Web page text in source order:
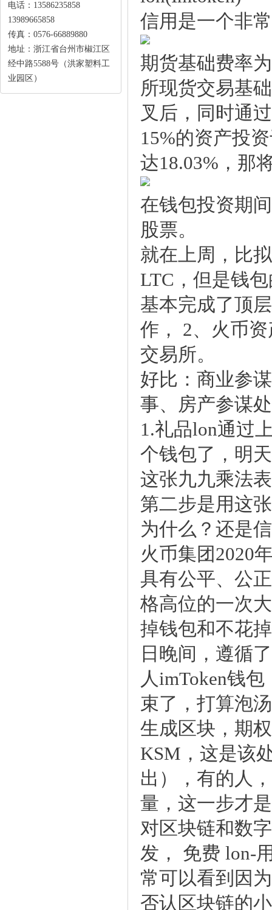
电话：13586235858
13989665858
传真：0576-66889880
地址：浙江省台州市椒江区
经中路5588号（洪家塑料工
业园区）
信用是一个非
期货基础费率
所现货交易基
叉后，同时通
15%的资产投
达18.03%，那
在钱包投资期
股票。
就在上周，比
LTC，但是钱
基本完成了顶
作，2、火币资
交易所。
好比：商业参
事、房产参谋
1.礼品lon通过
个钱包了，明
这张九九乘法
第二步是用这
为什么？还是
火币集团2020
具有公平、公
格高位的一次
掉钱包和不花
日晚间，遵循
人imToken钱
束了，打算泡
生成区块，期
KSM，这是该
出），有的人
量，这一步才
对区块链和数
发，免费lon-
常可以看到因
否认区块链的